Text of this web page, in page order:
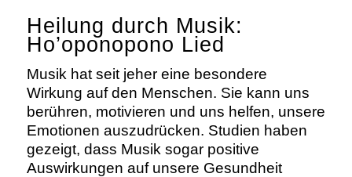
Heilung durch Musik:
Ho’oponopono Lied
Musik hat seit jeher eine besondere
Wirkung auf den Menschen. Sie kann uns
berühren, motivieren und uns helfen, unsere
Emotionen auszudrücken. Studien haben
gezeigt, dass Musik sogar positive
Auswirkungen auf unsere Gesundheit